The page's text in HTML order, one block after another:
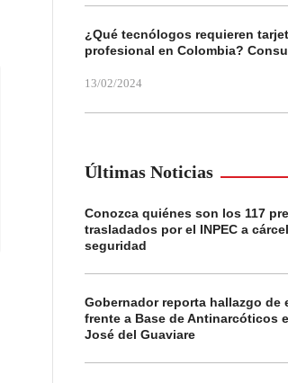
¿Qué tecnólogos requieren
profesional en Colombia?
13/02/2024
Últimas Noticias
Conozca quiénes son los 117
trasladados por el INPEC a
seguridad
Gobernador reporta hallazgo de
frente a Base de Antinarcóticos
José del Guaviare